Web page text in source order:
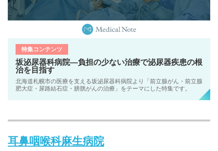
特集コンテンツ
坂泌尿器科病院―負担の少ない治療で泌尿器疾患の根
治を目指す
北海道札幌市の医療を支える坂泌尿器科病院より「前立腺がん・前立腺
肥大症・尿路結石症・膀胱がんの治療」をテーマにした特集です。
耳鼻咽喉科麻生病院